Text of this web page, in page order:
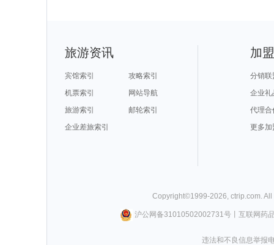
旅游资讯
宾馆索引
攻略索引
机票索引
网站导航
旅游索引
邮轮索引
企业差旅索引
加
分销联
企业礼
代理合
更多加
Copyright©1999-2026 ctrip.com .
沪公网备31010502002731号丨 互联网药
违法和不良信息举报